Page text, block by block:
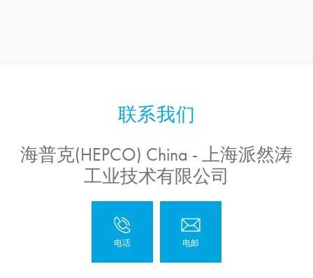
海普克(HEPCO) China - 上海派然涛
工业技术有限公司